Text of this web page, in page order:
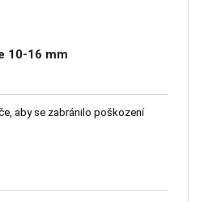
10-16 mm
aby se zabránilo poškození